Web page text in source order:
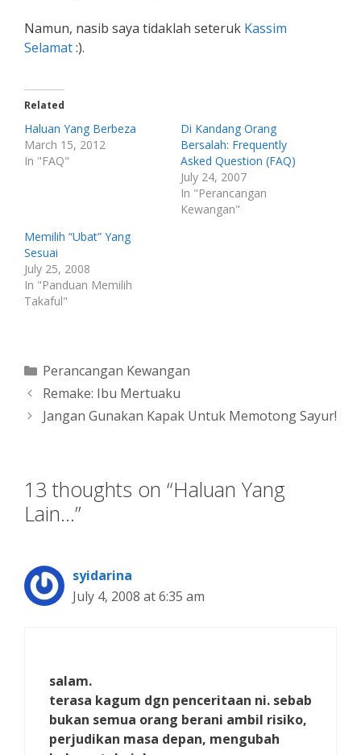
Namun, nasib saya tidaklah seteruk Kassim
Selamat:).
Related
Haluan Yang Berbeza
March 15, 2012
In "FAQ"
Di Kandang Orang
Bersalah: Frequently
Asked Question (FAQ)
July 24, 2007
In "Perancangan
Kewangan"
Memilih “Ubat” Yang
Sesuai
July 25, 2008
In "Panduan Memilih
Takaful"
Categories
Perancangan Kewangan
Remake: Ibu Mertuaku
Jangan Gunakan Kapak Untuk Memotong Sayur!
13 thoughts on “Haluan Yang
Lain…”
syidarina
July 4, 2008 at 6:35 am
salam.
terasa kagum dgn penceritaan ni. sebab
bukan semua orang berani ambil risiko,
perjudikan masa depan, mengubah